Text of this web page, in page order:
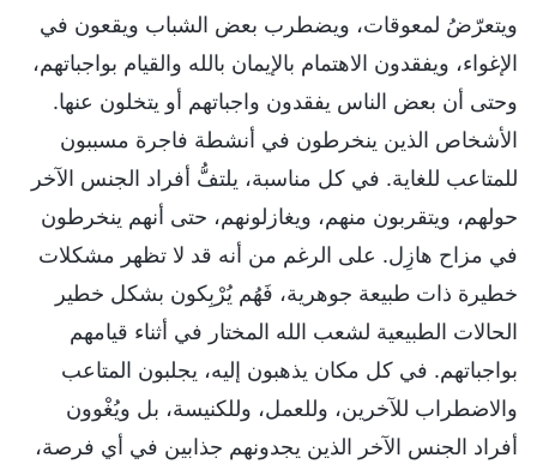
ويتعرّضُ لمعوقات، ويضطرب بعض الشباب ويقعون في
الإغواء، ويفقدون الاهتمام بالإيمان بالله والقيام بواجباتهم،
وحتى أن بعض الناس يفقدون واجباتهم أو يتخلون عنها.
الأشخاص الذين ينخرطون في أنشطة فاجرة مسببون
للمتاعب للغاية. في كل مناسبة، يلتفُّ أفراد الجنس الآخر
حولهم، ويتقربون منهم، ويغازلونهم، حتى أنهم ينخرطون
في مزاح هازِل. على الرغم من أنه قد لا تظهر مشكلات
خطيرة ذات طبيعة جوهرية، فَهُم يُرْبِكون بشكل خطير
الحالات الطبيعية لشعب الله المختار في أثناء قيامهم
بواجباتهم. في كل مكان يذهبون إليه، يجلبون المتاعب
والاضطراب للآخرين، وللعمل، وللكنيسة، بل ويُغْوون
أفراد الجنس الآخر الذين يجدونهم جذابين في أي فرصة،